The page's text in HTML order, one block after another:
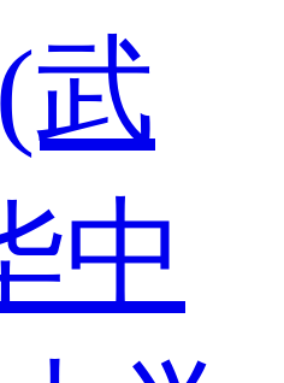
武
中